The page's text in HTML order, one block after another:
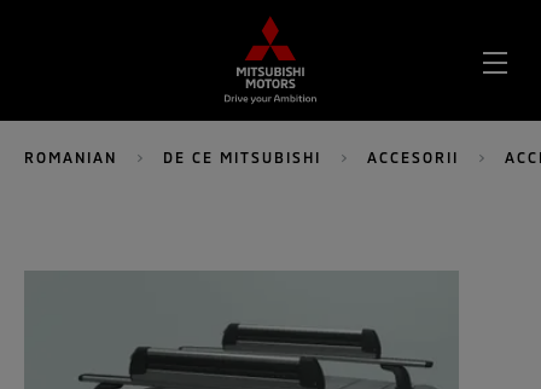
ROMANIAN DE CE MITSUBISHI ACCESORII